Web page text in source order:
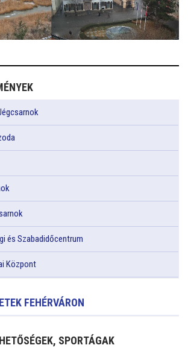
és Szabadidőcentrum
Központ
FEHÉRVÁRON
SPORTÁGAK